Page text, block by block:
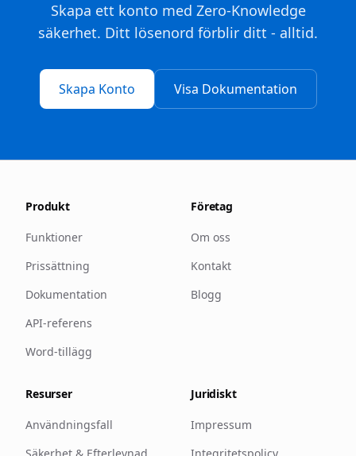
Skapa ett konto med Zero-Knowledge
säkerhet. Ditt lösenord förblir ditt - alltid.
Skapa Konto Visa Dokumentation
Produkt
Funktioner
Prissättning
Dokumentation
API-referens
Word-tillägg
Företag
Om oss
Kontakt
Blogg
Resurser
Användningsfall
Juridiskt
Impressum